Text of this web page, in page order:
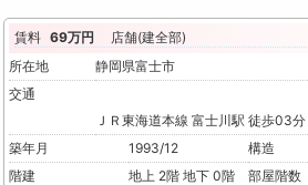
賃料 69万円
店舗(建全部)
所在地
静岡県富士市
交通
ＪＲ東海道本線 富士川駅 徒歩03分
築年月
1993/12 構造
階建
地上 2階 地下 0階
部屋階数